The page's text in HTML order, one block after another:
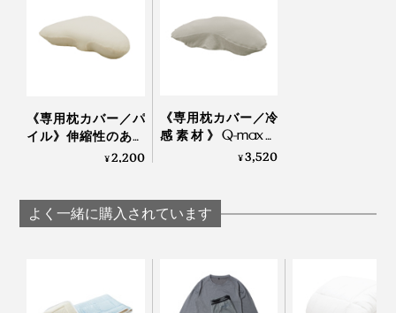
《専用枕カバー／パ
イル》伸縮性のある
シンカーパイル使
バー｜YOKONEGU
Premium
¥2,200
《専用枕カバー／冷
感素材》Q-max値
0.311 旭化成「エラク
Premium
¥3,520
よく一緒に購入されています